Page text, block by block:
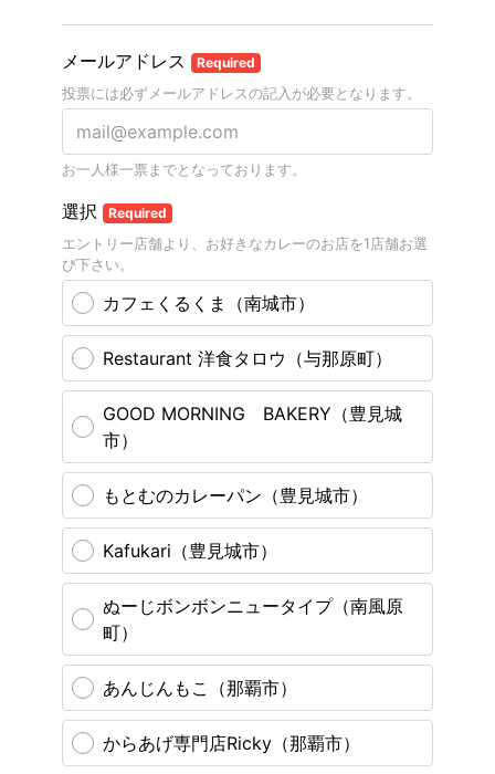
メールアドレス Required
投票には必ずメールアドレスの記入が必要となります。
お一人様一票までとなっております。
選択 Required
エントリー店舗より、お好きなカレーのお店を1店舗お選
び下さい。
カフェくるくま（南城市）
Restaurant 洋食タロウ（与那原町）
GOOD MORNING BAKERY（豊見城
市）
もとむのカレーパン（豊見城市）
Kafukari（豊見城市）
ぬーじボンボンニュータイプ（南風原
町）
あんじんもこ（那覇市）
からあげ専門店Ricky（那覇市）